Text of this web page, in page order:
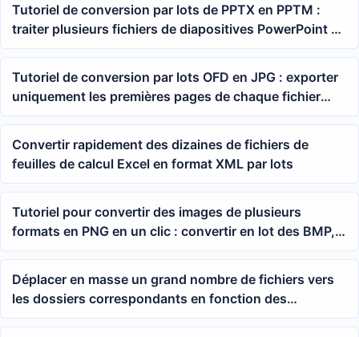
Tutoriel de conversion par lots de PPTX en PPTM :
traiter plusieurs fichiers de diapositives PowerPoint à
la fois
Tutoriel de conversion par lots OFD en JPG : exporter
uniquement les premières pages de chaque fichier
OFD en images
Convertir rapidement des dizaines de fichiers de
feuilles de calcul Excel en format XML par lots
Tutoriel pour convertir des images de plusieurs
formats en PNG en un clic : convertir en lot des BMP,
WebP, HEIC, GIF en PNG
Déplacer en masse un grand nombre de fichiers vers
les dossiers correspondants en fonction des
caractères dans une plage personnalisée du nom de